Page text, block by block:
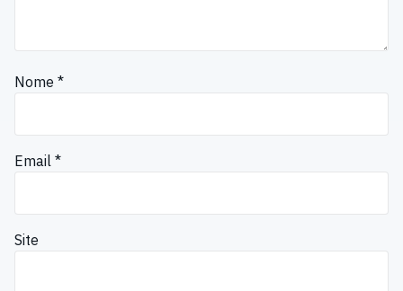
Nome *
Email *
Site